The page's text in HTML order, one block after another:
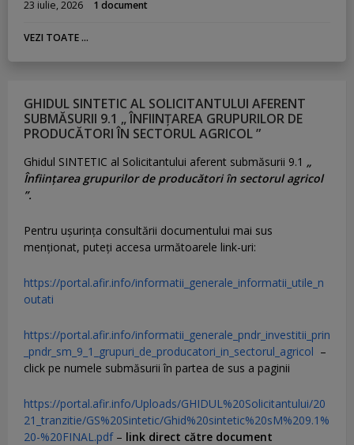
23 iulie, 2026 1 document
VEZI TOATE ...
GHIDUL SINTETIC AL SOLICITANTULUI AFERENT
SUBMĂSURII 9.1 „ ÎNFIINȚAREA GRUPURILOR DE
PRODUCĂTORI ÎN SECTORUL AGRICOL ”
Ghidul SINTETIC al Solicitantului aferent submăsurii 9.1 „
Înființarea grupurilor de producători în sectorul agricol
”.
Pentru uşurinţa consultării documentului mai sus
menţionat, puteţi accesa următoarele link-uri:
https://portal.afir.info/informatii_generale_informatii_utile_n
outati
https://portal.afir.info/informatii_generale_pndr_investitii_prin
_pndr_sm_9_1_grupuri_de_producatori_in_sectorul_agricol –
click pe numele submăsurii în partea de sus a paginii
https://portal.afir.info/Uploads/GHIDUL%20Solicitantului/20
21_tranzitie/GS%20Sintetic/Ghid%20sintetic%20sM%209.1%
20-%20FINAL.pdf– link direct către document